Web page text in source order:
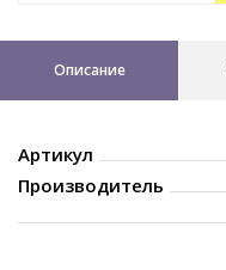
Описание
Артикул
Производитель